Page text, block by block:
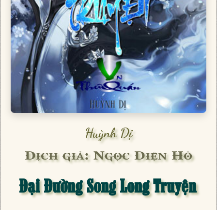
Huỳnh Dị
Dịch giả: Ngọc Diện Hồ
Đại Đường Song Long Truyện